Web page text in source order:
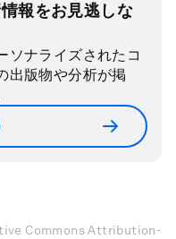
報をお見逃しな
ソナライズされたコ
出版物や分析が掲
Commons Attribution-